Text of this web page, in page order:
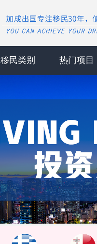
移民类别 热门项目